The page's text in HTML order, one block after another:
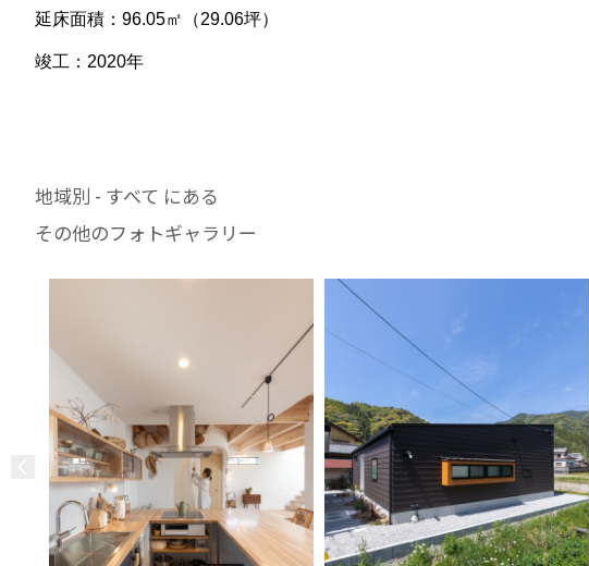
延床面積：96.05㎡（29.06坪）
竣工：2020年
地域別 - すべて にある
その他のフォトギャラリー